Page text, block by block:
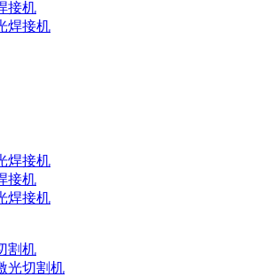
接机
焊接机
焊接机
接机
焊接机
割机
光切割机